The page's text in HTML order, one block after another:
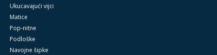
Ukucavajući vijci
Matice
Pop-nitne
Podloške
Navojne šipke